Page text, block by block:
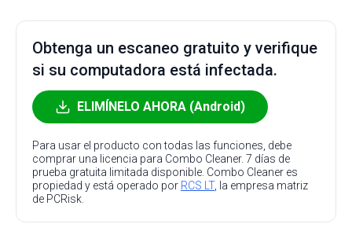
Obtenga un escaneo gratuito y verifique
si su computadora está infectada.
ELIMÍNELO AHORA (Android)
Para usar el producto con todas las funciones, debe
comprar una licencia para Combo Cleaner. 7 días de
prueba gratuita limitada disponible. Combo Cleaner es
propiedad y está operado por RCS LT, la empresa matriz
de PCRisk.